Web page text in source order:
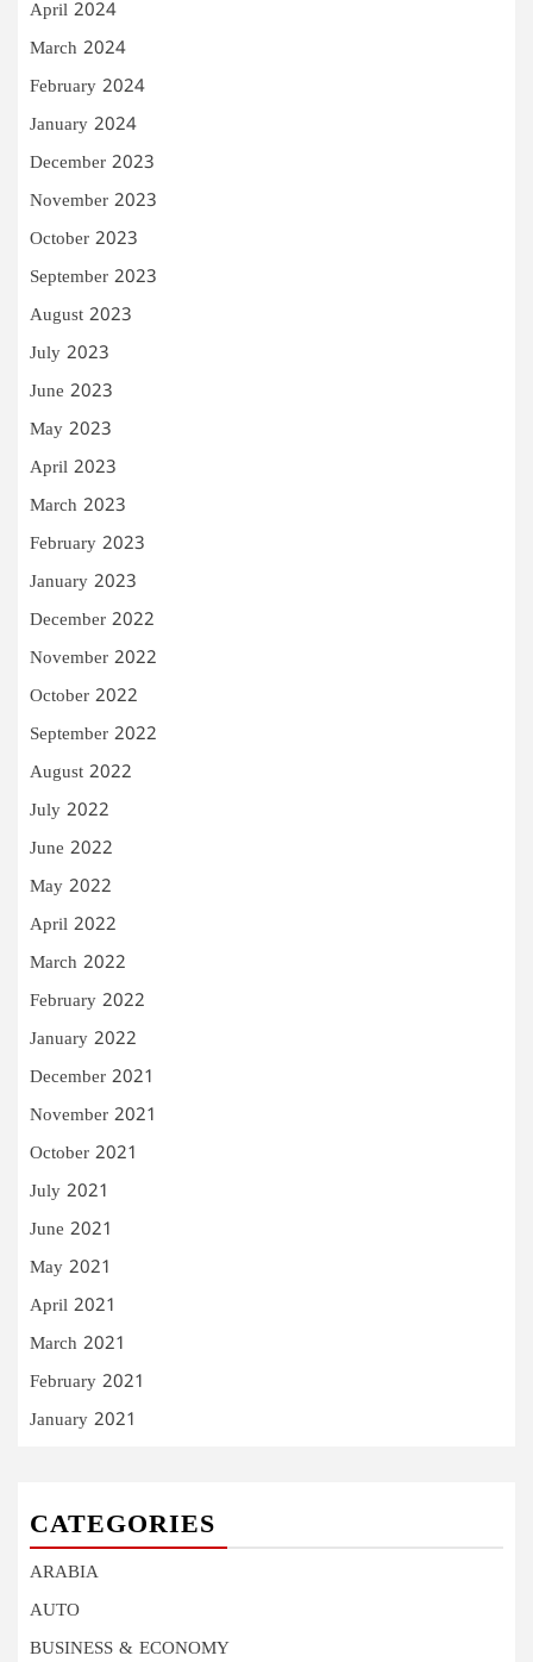
April 2024
March 2024
February 2024
January 2024
December 2023
November 2023
October 2023
September 2023
August 2023
July 2023
June 2023
May 2023
April 2023
March 2023
February 2023
January 2023
December 2022
November 2022
October 2022
September 2022
August 2022
July 2022
June 2022
May 2022
April 2022
March 2022
February 2022
January 2022
December 2021
November 2021
October 2021
July 2021
June 2021
May 2021
April 2021
March 2021
February 2021
January 2021
CATEGORIES
ARABIA
AUTO
BUSINESS & ECONOMY